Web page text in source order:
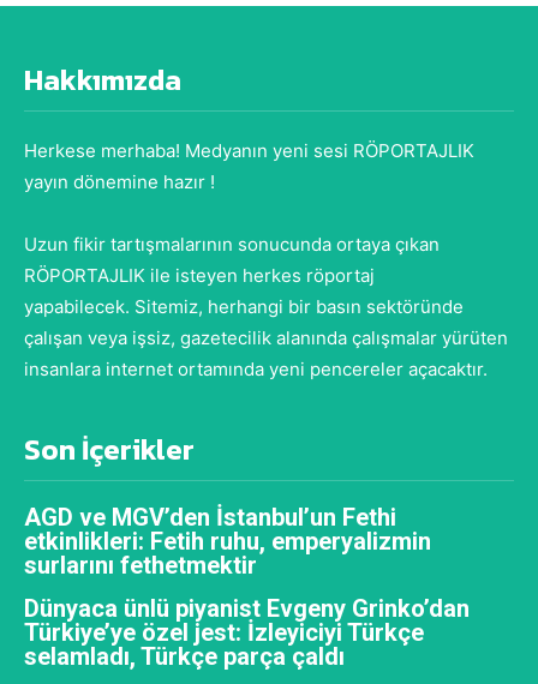
Hakkımızda
Herkese merhaba! Medyanın yeni sesi RÖPORTAJLIK
yayın dönemine hazır !
Uzun fikir tartışmalarının sonucunda ortaya çıkan
RÖPORTAJLIK ile isteyen herkes röportaj
yapabilecek. Sitemiz, herhangi bir basın sektöründe
çalışan veya işsiz, gazetecilik alanında çalışmalar yürüten
insanlara internet ortamında yeni pencereler açacaktır.
Son İçerikler
AGD ve MGV’den İstanbul’un Fethi
etkinlikleri: Fetih ruhu, emperyalizmin
surlarını fethetmektir
Dünyaca ünlü piyanist Evgeny Grinko’dan
Türkiye’ye özel jest: İzleyiciyi Türkçe
selamladı, Türkçe parça çaldı